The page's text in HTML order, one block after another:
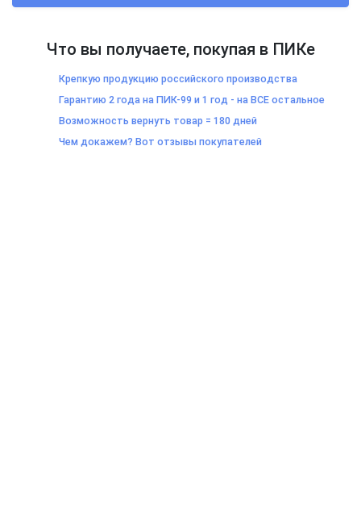
Что вы получаете, покупая в ПИКе
Крепкую продукцию российского производства
Гарантию 2 года на ПИК-99 и 1 год - на ВСЕ остальное
Возможность вернуть товар = 180 дней
Чем докажем? Вот отзывы покупателей